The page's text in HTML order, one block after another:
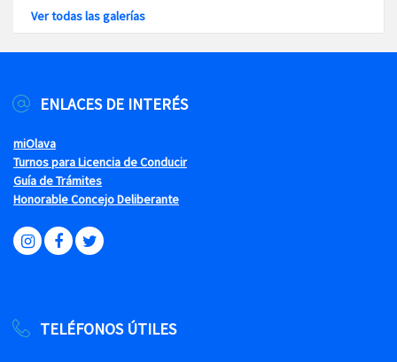
Ver todas las galerías
ENLACES DE INTERÉS
miOlava
Turnos para Licencia de Conducir
Guía de Trámites
Honorable Concejo Deliberante
TELÉFONOS ÚTILES